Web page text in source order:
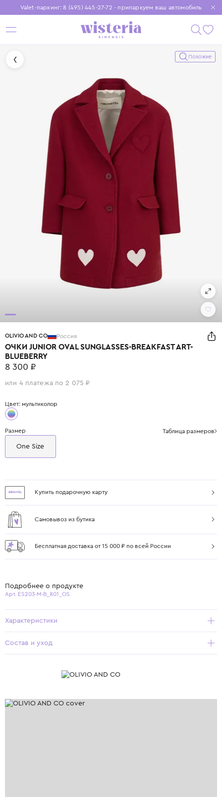
Valet-паркинг: 8 (495) 445-27-72 - припаркуем ваш автомобиль
Бесплатная доставка при заказе от 15 000 ₽
Установите приложение, чтобы покупки были еще удобнее
Похожие
OLIVIO AND CO Россия
ОЧКИ JUNIOR OVAL SUNGLASSES-BREAKFAST ART-
BLUEBERRY
8 300 ₽
или 4 платежа по 2 075 ₽
Цвет: мультиколор
Размер Таблица размеров
One Size
Купить подарочную карту
Самовывоз из бутика
Бесплатная доставка от 15 000 ₽ по всей России
Подробнее о продукте
Арт. ES203-M-B_801_OS
Характеристики
Состав и уход